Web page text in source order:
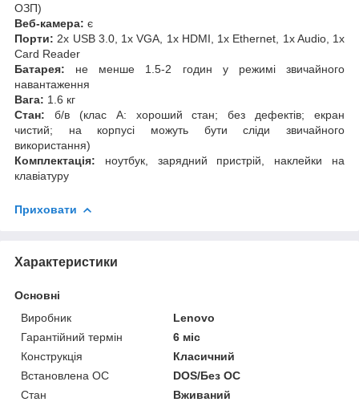
ОЗП)
Веб-камера: є
Порти: 2x USB 3.0, 1x VGA, 1x HDMI, 1x Ethernet, 1x Audio, 1x
Card Reader
Батарея: не менше 1.5-2 годин у режимі звичайного
навантаження
Вага: 1.6 кг
Стан: б/в (клас А: хороший стан; без дефектів; екран
чистий; на корпусі можуть бути сліди звичайного
використання)
Комплектація: ноутбук, зарядний пристрій, наклейки на
клавіатуру
Приховати
Характеристики
Основні
Виробник
Lenovo
Гарантійний термін
6 міс
Конструкція
Класичний
Встановлена ОС
DOS/Без ОС
Стан
Вживаний